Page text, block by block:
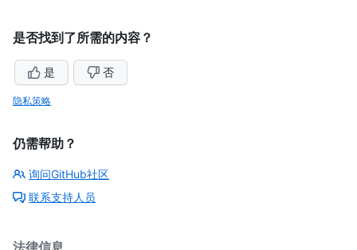
是否找到了所需的内容？
是 否
隐私策略
仍需帮助？
询问GitHub社区
联系支持人员